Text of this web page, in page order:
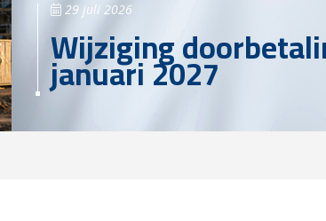
29 juli 2026
Wijziging
januari 2027